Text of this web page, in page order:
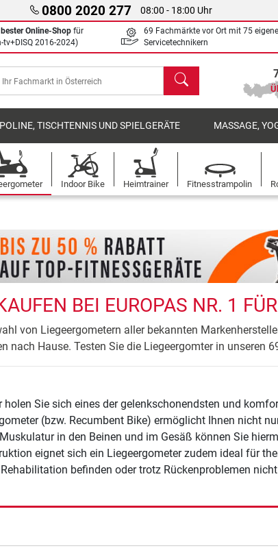
0800 2020 277 08:00 - 18:00 Uhr
Online-Shop für
tv+DISQ 2016-2024)
69 Fachmärkte vor Ort mit 75
Servicetechnikern
Suchen
TISCHTENNIS UND SPIELGERÄTE MASSAGE,
Indoor Bike Heimtrainer Fitnesstrampolin
BEI EUROPAS NR. 1
von Liegeergometern aller bekannten
nach Hause. Testen Sie die Liegeergomter in unseren
holen Sie sich eines der gelenkschonendsten und
(bzw. Recumbent Bike) ermöglicht Ihnen nicht
in den Beinen und im Gesäß können Sie
eignet sich ein Liegeergometer zudem ideal für
befinden oder trotz Rückenproblemen